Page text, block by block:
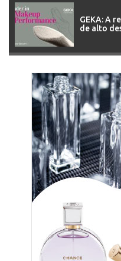
GEKA: A
de alto